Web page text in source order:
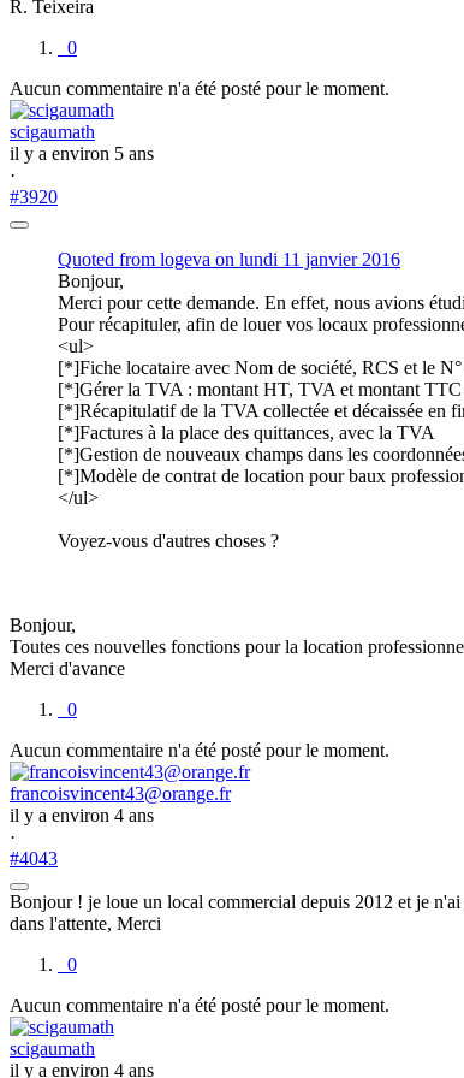
R. Teixeira
0
Aucun commentaire n'a été posté pour le moment.
scigaumath
il y a environ 5 ans
·
#3920
Quoted from logeva on lundi 11 janvier 2016
Bonjour,
Merci pour cette demande. En effet, nous avions
Pour récapituler, afin de louer vos locaux
<ul>
[*]Fiche locataire avec Nom de société, RCS et le
[*]Gérer la TVA : montant HT, TVA et montant TTC
[*]Récapitulatif de la TVA collectée et décaissée en
[*]Factures à la place des quittances, avec la TVA
[*]Gestion de nouveaux champs dans les
[*]Modèle de contrat de location pour baux
</ul>
Voyez-vous d'autres choses ?
Bonjour,
Toutes ces nouvelles fonctions pour la location
Merci d'avance
0
Aucun commentaire n'a été posté pour le moment.
francoisvincent43@orange.fr
il y a environ 4 ans
·
#4043
Bonjour ! je loue un local commercial depuis 2012 et je
dans l'attente, Merci
0
Aucun commentaire n'a été posté pour le moment.
scigaumath
il y a environ 4 ans